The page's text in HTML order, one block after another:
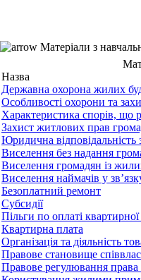
Матеріали з
Назва
Державна охорона жилих
Особливості охорони та
Характеристика спорів, що
Захист житлових прав
Юридична
Виселення без надання
Виселення громадян із
Виселення наймачів у
Безоплатний ремонт
Субсидії
Пільги по оплаті
Квартирна плата
Організація та діяльність
Правове становище
Правове регулювання права